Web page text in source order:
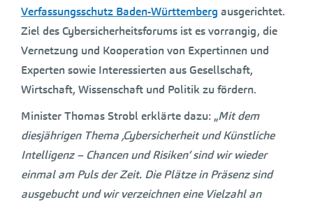
Verfassungsschutz Baden-Württemberg ausgerichtet.
Ziel des Cybersicherheitsforums ist es vorrangig, die
Vernetzung und Kooperation von Expertinnen und
Experten sowie Interessierten aus Gesellschaft,
Wirtschaft, Wissenschaft und Politik zu fördern.
Minister Thomas Strobl erklärte dazu: „Mit dem
diesjährigen Thema ‚Cybersicherheit und Künstliche
Intelligenz – Chancen und Risiken‘ sind wir wieder
einmal am Puls der Zeit. Die Plätze in Präsenz sind
ausgebucht und wir verzeichnen eine Vielzahl an